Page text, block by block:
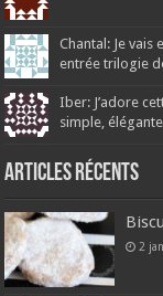
Chantal: Je
entrée trilogie
Iber: J’adore
simple,
Articles récents
2